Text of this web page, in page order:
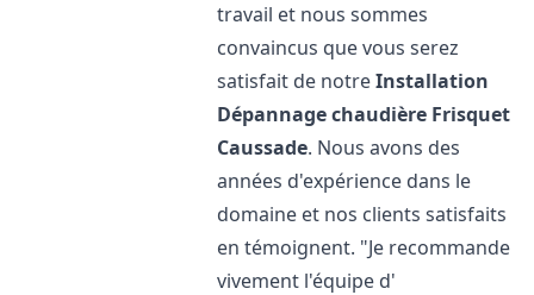
travail et nous sommes
convaincus que vous serez
satisfait de notreInstallation
Dépannage chaudière Frisquet
Caussade. Nous avons des
années d'expérience dans le
domaine et nos clients satisfaits
en témoignent. "Je recommande
vivement l'équipe d'